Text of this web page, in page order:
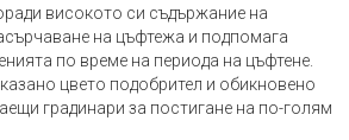
високото си съдържание на
на цъфтежа и подпомага
по време на периода на цъфтене.
цветo подобрител и обикновено
градинари за постигане на по-голям